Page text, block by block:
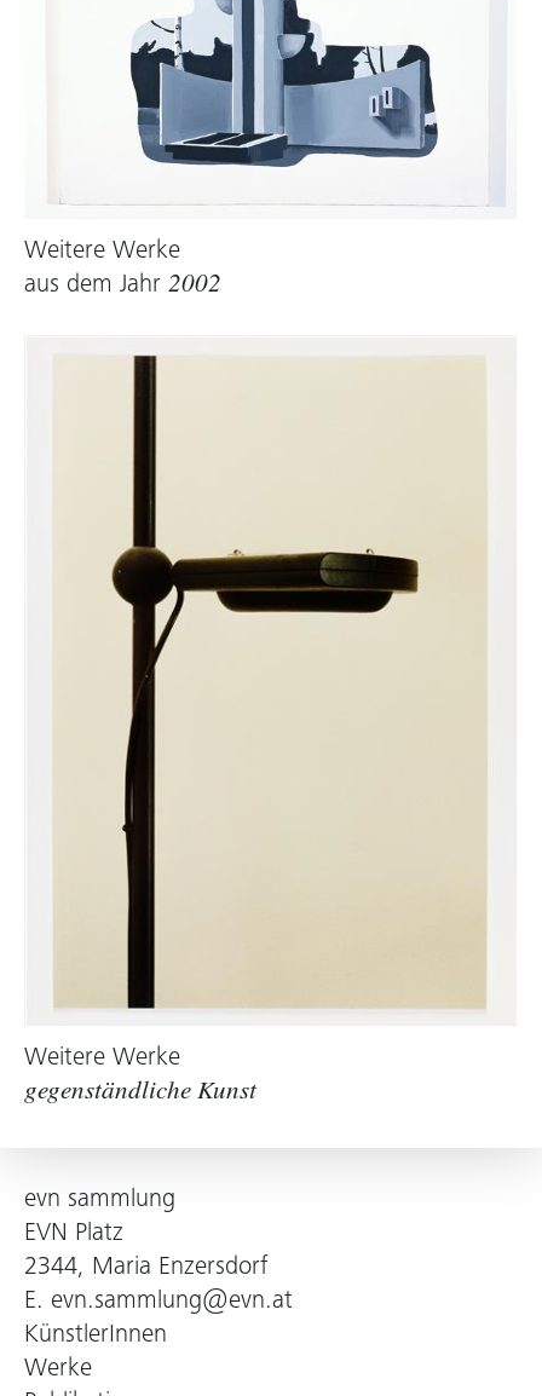
Weitere Werke
aus dem Jahr 2002
Weitere Werke
gegenständliche Kunst
evn sammlung
EVN Platz
2344, Maria Enzersdorf
E. evn.sammlung@evn.at
KünstlerInnen
Werke